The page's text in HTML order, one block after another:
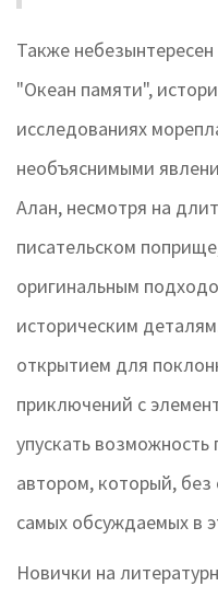
Также
"Океан памяти",
исследованиях
необъяснимыми
Алан, несмотря на
писательском
оригинальным
историческим
открытием для
приключений с
упускать
автором, который,
самых обсуждаемых в
Новички на